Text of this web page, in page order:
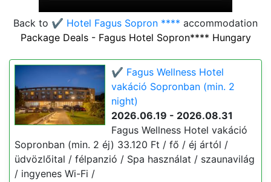
Back to ✔️ Hotel Fagus Sopron **** accommodation
Package Deals - Fagus Hotel Sopron**** Hungary
✔️ Fagus Wellness Hotel
vakáció Sopronban (min. 2
night)
2026.06.19 - 2026.08.31
Fagus Wellness Hotel vakáció
Sopronban (min. 2 éj) 33.120 Ft / fő / éj ártól /
üdvözlőital / félpanzió / Spa használat / szaunavilág
/ ingyenes Wi-Fi /